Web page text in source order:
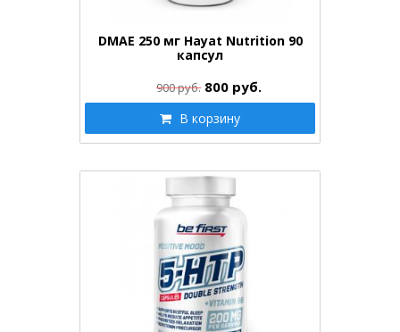
DMAE 250 мг Hayat Nutrition 90
капсул
900 руб. 800 руб.
В корзину